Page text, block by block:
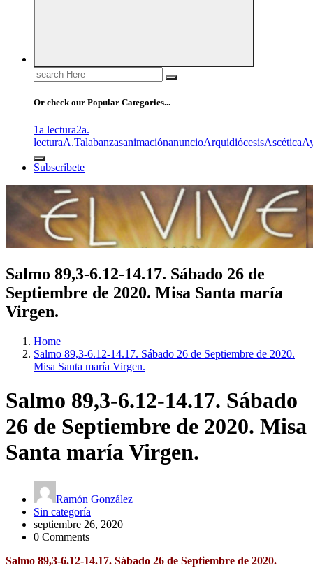
Search
for:
Or check our Popular Categories...
1a lectura2a.
lecturaA.TalabanzasanimaciónanuncioArquidiócesisAscética
Subscribete
Salmo 89,3-6.12-14.17. Sábado 26 de
Septiembre de 2020. Misa Santa maría
Virgen.
Home
Salmo 89,3-6.12-14.17. Sábado 26 de Septiembre de 2020.
Misa Santa maría Virgen.
Salmo 89,3-6.12-14.17. Sábado
26 de Septiembre de 2020. Misa
Santa maría Virgen.
Ramón González
Sin categoría
septiembre 26, 2020
0 Comments
Salmo 89,3-6.12-14.17. Sábado 26 de Septiembre de 2020.